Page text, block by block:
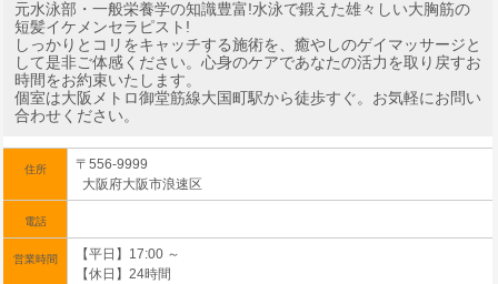
元水泳部・一般栄養学の知識豊富!水泳で鍛えた雄々しい大胸筋の
短髪イケメンセラピスト!
しっかりとコリをキャッチする施術を、癒やしのゲイマッサージと
して是非ご体感ください。心身のケアであなたの活力を取り戻すお
時間をお約束いたします。
個室は大阪メトロ御堂筋線大国町駅から徒歩すぐ。お気軽にお問い
合わせください。
住所
〒556-9999
大阪府大阪市浪速区
電話
営業時間
【平日】17:00 ～
【休日】24時間